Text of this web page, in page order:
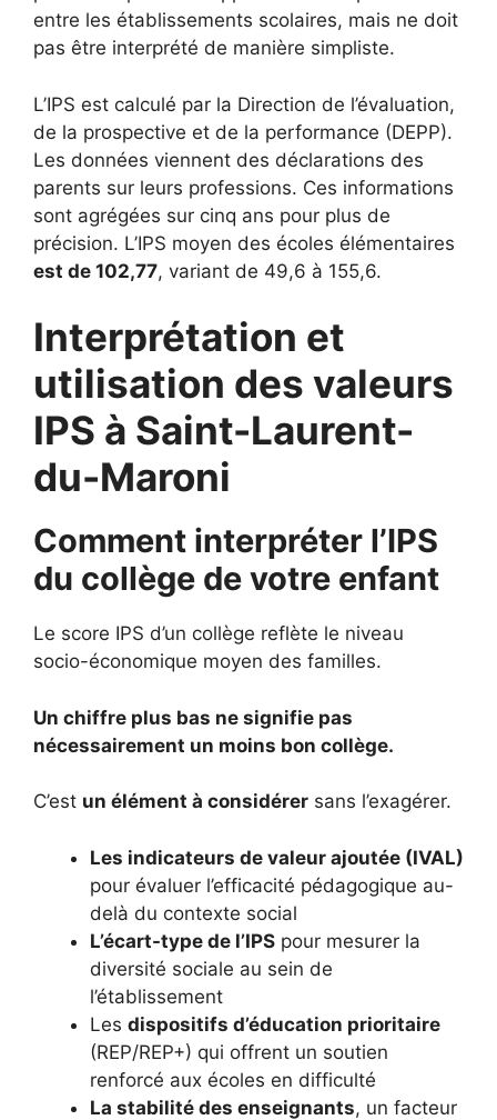
entre les établissements scolaires, mais ne doit
pas être interprété de manière simpliste.
L’IPS est calculé par la Direction de l’évaluation,
de la prospective et de la performance (DEPP).
Les données viennent des déclarations des
parents sur leurs professions. Ces informations
sont agrégées sur cinq ans pour plus de
précision. L’IPS moyen des écoles élémentaires
est de 102,77, variant de 49,6 à 155,6.
Interprétation et
utilisation des valeurs
IPS à Saint-Laurent-
du-Maroni
Comment interpréter l’IPS
du collège de votre enfant
Le score IPS d’un collège reflète le niveau
socio-économique moyen des familles.
Un chiffre plus bas ne signifie pas
nécessairement un moins bon collège.
C’est un élément à considérer sans l’exagérer.
Les indicateurs de valeur ajoutée (IVAL)
pour évaluer l’efficacité pédagogique au-
delà du contexte social
L’écart-type de l’IPS pour mesurer la
diversité sociale au sein de
l’établissement
Les dispositifs d’éducation prioritaire
(REP/REP+) qui offrent un soutien
renforcé aux écoles en difficulté
La stabilité des enseignants, un facteur